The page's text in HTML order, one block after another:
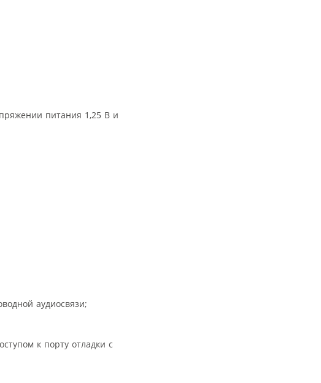
питания 1,25 В и
аудиосвязи;
к порту отладки с